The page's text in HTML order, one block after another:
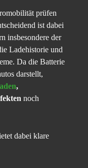
prüfen
ist dabei
insbesondere der
Ladehistorie und
Da die Batterie
darstellt,
,
noch
dabei klare